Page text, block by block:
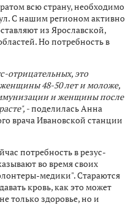
всю страну, необходимо
С нашим регионом активно
из Ярославской,
Но потребность в
отрицательных, это
48-50 лет и моложе,
и женщины после
-поделилась Анна
врача Ивановской станции
потребность в резус-
во время своих
медики". Стараются
кровь, как это может
только здоровье, но и